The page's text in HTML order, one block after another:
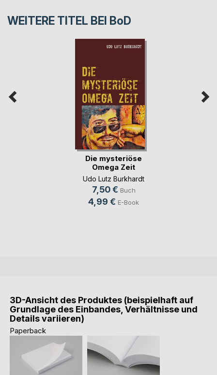
WEITERE TITEL BEI BoD
Die mysteriöse
Omega Zeit
Udo Lutz Burkhardt
7,50 € Buch
4,99 € E-Book
3D-Ansicht des Produktes (beispielhaft auf
Grundlage des Einbandes, Verhältnisse und
Details variieren)
Paperback